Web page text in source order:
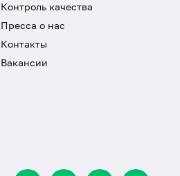
Контроль качества
Пресса о нас
Контакты
Вакансии